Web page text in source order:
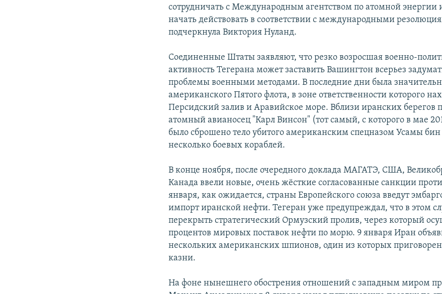
сотрудничать с Международным агентством по атомной энергии
начать действовать в соответствии с международными
подчеркнула Виктория Нуланд.
Соединенные Штаты заявляют, что резко возросшая военно-
активность Тегерана может заставить Вашингтон всерьез
проблемы военными методами. В последние дни была
американского Пятого флота, в зоне ответственности которого
Персидский залив и Аравийское море. Вблизи иранских берегов
атомный авианосец "Карл Винсон" (тот самый, с которого в мае
было сброшено тело убитого американским спецназом Усамы
несколько боевых кораблей.
В конце ноября, после очередного доклада МАГАТЭ, США,
Канада ввели новые, очень жёсткие согласованные санкции
января, как ожидается, страны Европейского союза введут
импорт иранской нефти. Тегеран уже предупреждал, что в этом
перекрыть стратегический Ормузский пролив, через который
процентов мировых поставок нефти по морю. 9 января Иран
нескольких американских шпионов, один из которых
казни.
На фоне нынешнего обострения отношений с западным миром